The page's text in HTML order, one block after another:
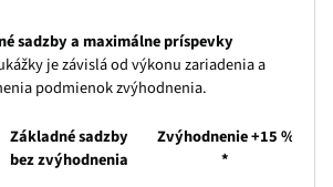
sadzby a maximálne príspevky
je závislá od výkonu zariadenia a
podmienok zvýhodnenia.
Základné sadzby
bez zvýhodnenia
Zvýhodnenie +15 %
*